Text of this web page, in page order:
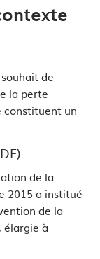
de
la perte
constituent un
de la
2015 a institué
de la
élargie à